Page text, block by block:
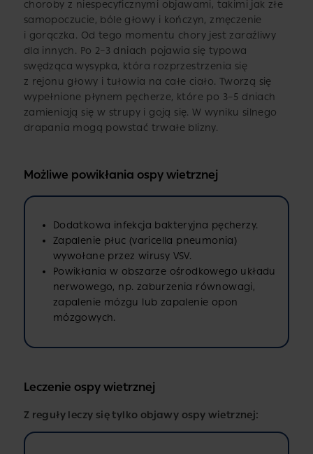
choroby z niespecyficznymi objawami, takimi jak złe
samopoczucie, bóle głowy i kończyn, zmęczenie
i gorączka. Od tego momentu chory jest zaraźliwy
dla innych. Po 2–3 dniach pojawia się typowa
swędząca wysypka, która rozprzestrzenia się
z rejonu głowy i tułowia na całe ciało. Tworzą się
wypełnione płynem pęcherze, które po 3–5 dniach
zamieniają się w strupy i goją się. W wyniku silnego
drapania mogą powstać trwałe blizny.
Możliwe powikłania ospy wietrznej
Dodatkowa infekcja bakteryjna pęcherzy.
Zapalenie płuc (varicella pneumonia)
wywołane przez wirusy VSV.
Powikłania w obszarze ośrodkowego układu
nerwowego, np. zaburzenia równowagi,
zapalenie mózgu lub zapalenie opon
mózgowych.
Leczenie ospy wietrznej
Z reguły leczy się tylko objawy ospy wietrznej: